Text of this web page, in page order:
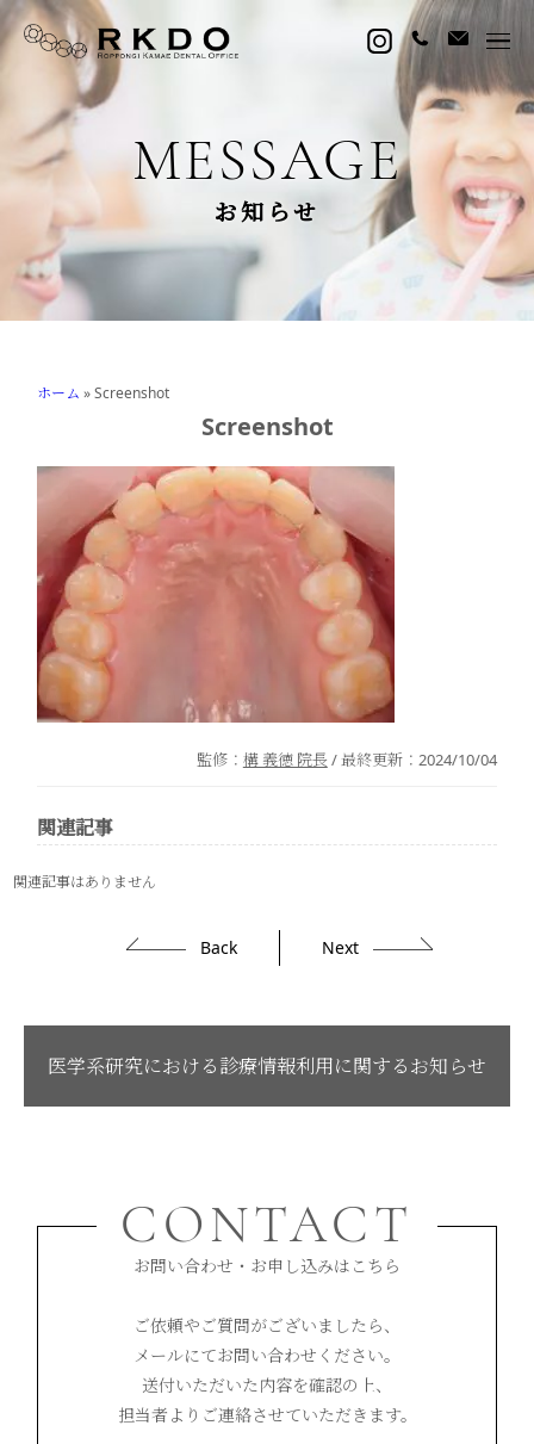
MESSAGE
お知らせ
ホーム »Screenshot
Screenshot
監修： 構 義徳 院長 / 最終更新： 2024/10/04
関連記事
関連記事はありません
Back Next
医学系研究における診療情報利用に関するお知らせ
CONTACT
お問い合わせ・お申し込みはこちら
ご依頼やご質問がございましたら、
メールにてお問い合わせください。
送付いただいた内容を確認の上、
担当者よりご連絡させていただきます。